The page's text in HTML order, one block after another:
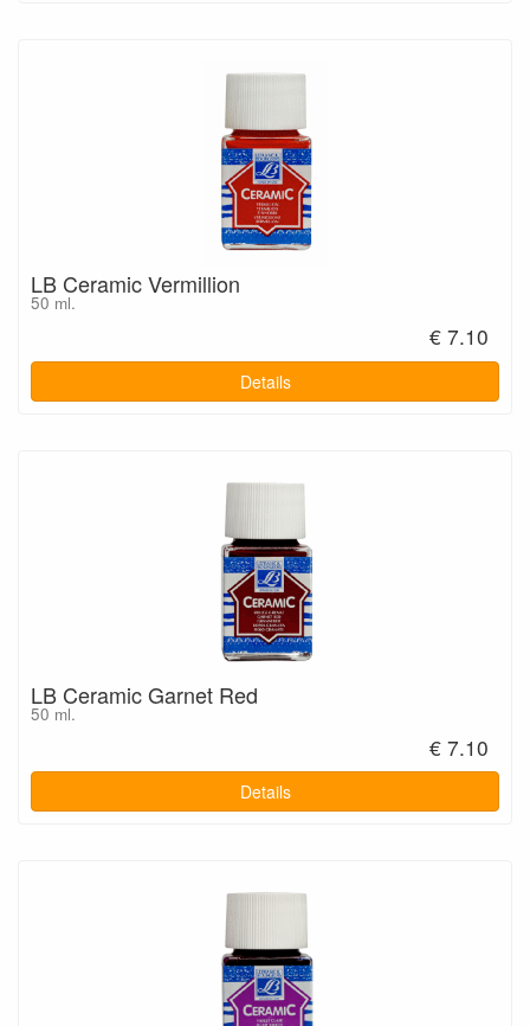
LB Ceramic Vermillion
50 ml.
€ 7.10
Details
LB Ceramic Garnet Red
50 ml.
€ 7.10
Details